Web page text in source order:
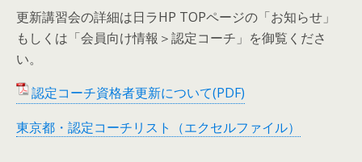
更新講習会の詳細は日ラHP TOPページの「お知らせ」
もしくは「会員向け情報＞認定コーチ」を御覧くださ
い。
認定コーチ資格者更新について(PDF)
東京都・認定コーチリスト（エクセルファイル）